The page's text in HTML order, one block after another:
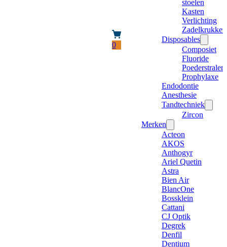
0
stoelen
Kasten
Verlichting
Zadelkrukken
Disposables
Composiet
Fluoride
Poederstraler
Prophylaxe
Endodontie
Anesthesie
Tandtechniek
Zircon
Merken
Acteon
AKOS
Anthogyr
Ariel Quetin
Astra
Bien Air
BlancOne
Bossklein
Cattani
CJ Optik
Degrek
Denfil
Dentium